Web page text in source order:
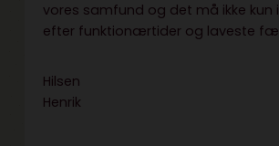
vores samfund og det må ikke kun
efter funktionærtider og laveste
Hilsen
Henrik